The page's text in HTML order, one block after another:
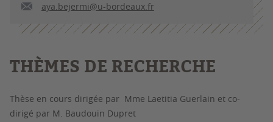
aya.bejermi@u-bordeaux.fr
THÈMES DE RECHERCHE
Thèse en cours dirigée par Mme Laetitia Guerlain et co-
dirigé par M. Baudouin Dupret